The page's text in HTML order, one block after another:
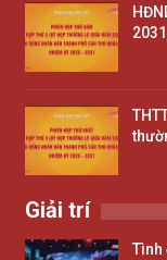
Giải trí
Tình